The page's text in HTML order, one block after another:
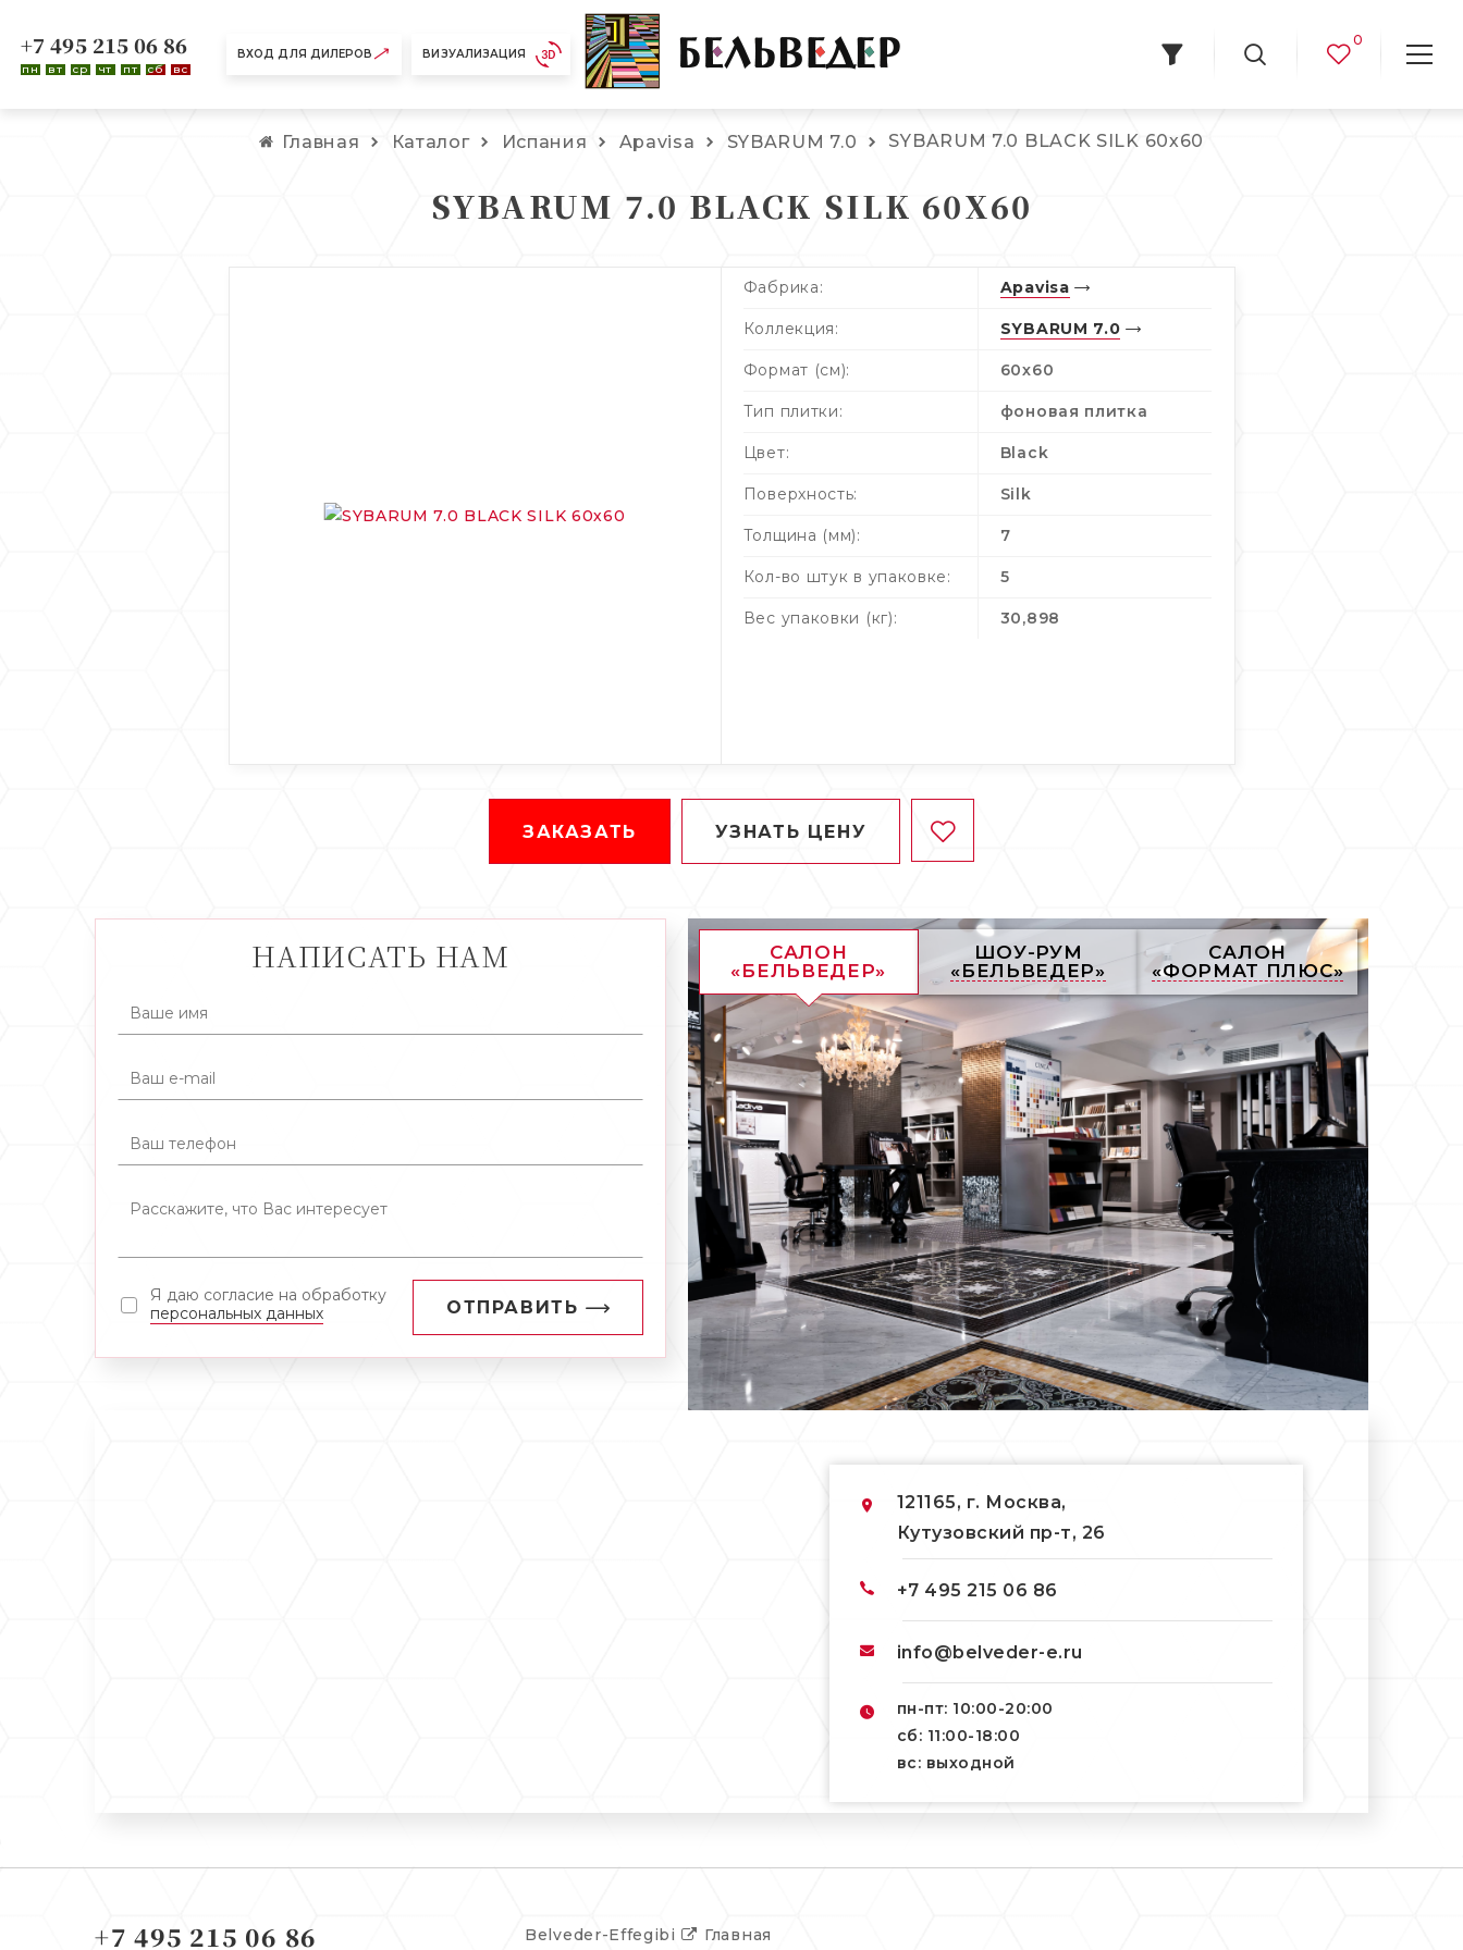
ВХОД ДЛЯ ДИЛЕРОВ ВИЗУАЛИЗАЦИЯ
+7 495 215 06 86
пн вт ср чт пт сб вс
0
Главная Каталог Испания Apavisa SYBARUM 7.0 SYBARUM 7.0 BLACK SILK 60х60
SYBARUM 7.0 BLACK SILK 60Х60
Фабрика: Apavisa
Коллекция: SYBARUM 7.0
Формат (см): 60х60
Тип плитки: фоновая плитка
Цвет: Black
Поверхность: Silk
Толщина (мм): 7
Кол-во штук в упаковке: 5
Вес упаковки (кг): 30,898
ЗАКАЗАТЬ УЗНАТЬ ЦЕНУ
НАПИСАТЬ НАМ
Я даю согласие на обработку
персональных данных
ОТПРАВИТЬ
САЛОН
«БЕЛЬВЕДЕР»
ШОУ-РУМ
«БЕЛЬВЕДЕР»
САЛОН
«ФОРМАТ ПЛЮС»
121165, г. Москва,
Кутузовский пр-т, 26
+7 495 215 06 86
info@belveder-e.ru
пн-пт: 10:00-20:00
сб: 11:00-18:00
вс: выходной
+7 495 215 06 86 Главная
Belveder-Effegibi